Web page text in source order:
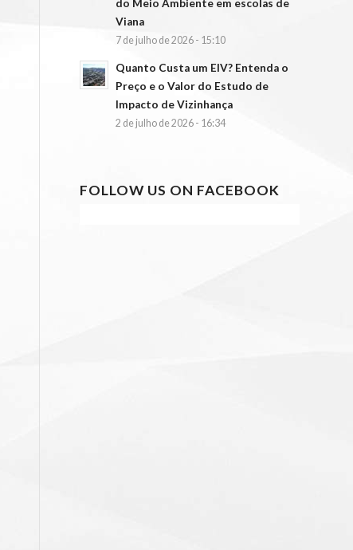
do Meio Ambiente em escolas de
Viana
7 de julho de 2026 - 15:10
Quanto Custa um EIV? Entenda o
Preço e o Valor do Estudo de
Impacto de Vizinhança
2 de julho de 2026 - 16:34
FOLLOW US ON FACEBOOK